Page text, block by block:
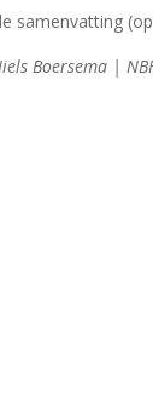
samenvatting
Boersema |